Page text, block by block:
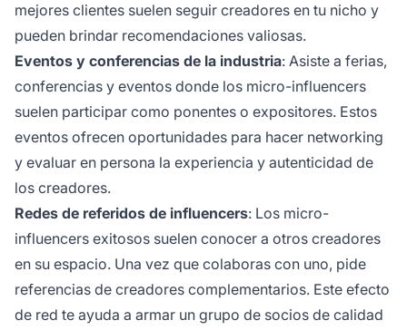
mejores clientes suelen seguir creadores en tu nicho y
pueden brindar recomendaciones valiosas.
Eventos y conferencias de la industria: Asiste a ferias,
conferencias y eventos donde los micro-influencers
suelen participar como ponentes o expositores. Estos
eventos ofrecen oportunidades para hacer networking
y evaluar en persona la experiencia y autenticidad de
los creadores.
Redes de referidos de influencers: Los micro-
influencers exitosos suelen conocer a otros creadores
en su espacio. Una vez que colaboras con uno, pide
referencias de creadores complementarios. Este efecto
de red te ayuda a armar un grupo de socios de calidad